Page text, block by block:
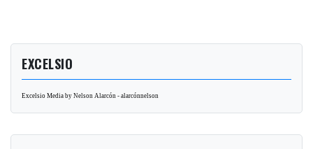
EXCELSIO
Excelsio Media by Nelson Alarcón - alarcónnelson